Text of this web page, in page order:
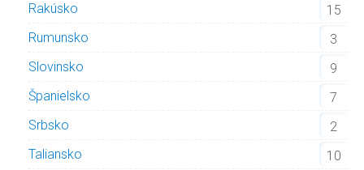
Rakúsko
15
Rumunsko
3
Slovinsko
9
Španielsko
7
Srbsko
2
Taliansko
10